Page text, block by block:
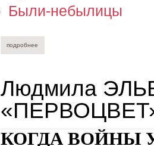
Были-небылицы
подробнее
Людмила
КОГДА ВОЙНЫ